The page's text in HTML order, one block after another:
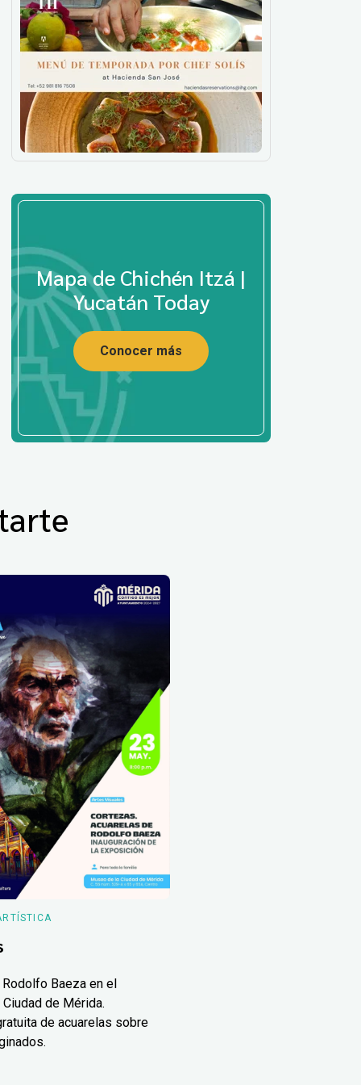
Mapa de Chichén Itzá |
Yucatán Today
Conocer más
Baeza en el
de Mérida.
de acuarelas sobre